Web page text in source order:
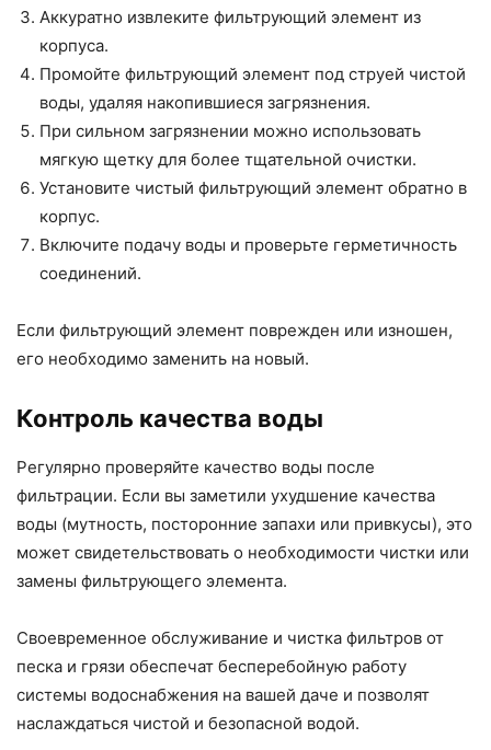
Аккуратно извлеките фильтрующий элемент из
корпуса.
Промойте фильтрующий элемент под струей чистой
воды, удаляя накопившиеся загрязнения.
При сильном загрязнении можно использовать
мягкую щетку для более тщательной очистки.
Установите чистый фильтрующий элемент обратно в
корпус.
Включите подачу воды и проверьте герметичность
соединений.
Если фильтрующий элемент поврежден или изношен,
его необходимо заменить на новый.
Контроль качества воды
Регулярно проверяйте качество воды после
фильтрации. Если вы заметили ухудшение качества
воды (мутность, посторонние запахи или привкусы), это
может свидетельствовать о необходимости чистки или
замены фильтрующего элемента.
Своевременное обслуживание и чистка фильтров от
песка и грязи обеспечат бесперебойную работу
системы водоснабжения на вашей даче и позволят
наслаждаться чистой и безопасной водой.